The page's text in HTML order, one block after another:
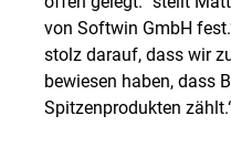
von Softwin GmbH
stolz darauf, dass wir
bewiesen haben, dass
Spitzenprodukten